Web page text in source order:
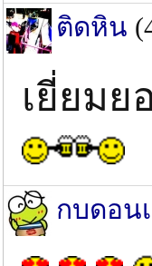
ติดหิน
เยี่ยมย
กบดอน